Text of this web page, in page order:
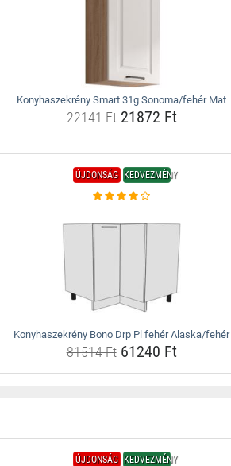
Konyhaszekrény Smart 31g Sonoma/fehér Mat
22141 Ft21872 Ft
ÚJDONSÁG KEDVEZMÉNY
Konyhaszekrény Bono Drp Pl fehér Alaska/fehér
81514 Ft61240 Ft
ÚJDONSÁG KEDVEZMÉNY